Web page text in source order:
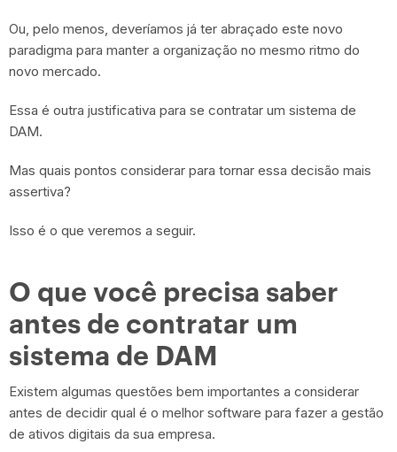
Ou, pelo menos, deveríamos já ter abraçado este novo
paradigma para manter a organização no mesmo ritmo do
novo mercado.
Essa é outra justificativa para se contratar um sistema de
DAM.
Mas quais pontos considerar para tornar essa decisão mais
assertiva?
Isso é o que veremos a seguir.
O que você precisa saber
antes de contratar um
sistema de DAM
Existem algumas questões bem importantes a considerar
antes de decidir qual é o melhor software para fazer a gestão
de ativos digitais da sua empresa.